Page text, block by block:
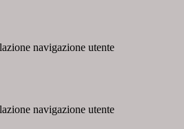
navigazione utente
navigazione utente